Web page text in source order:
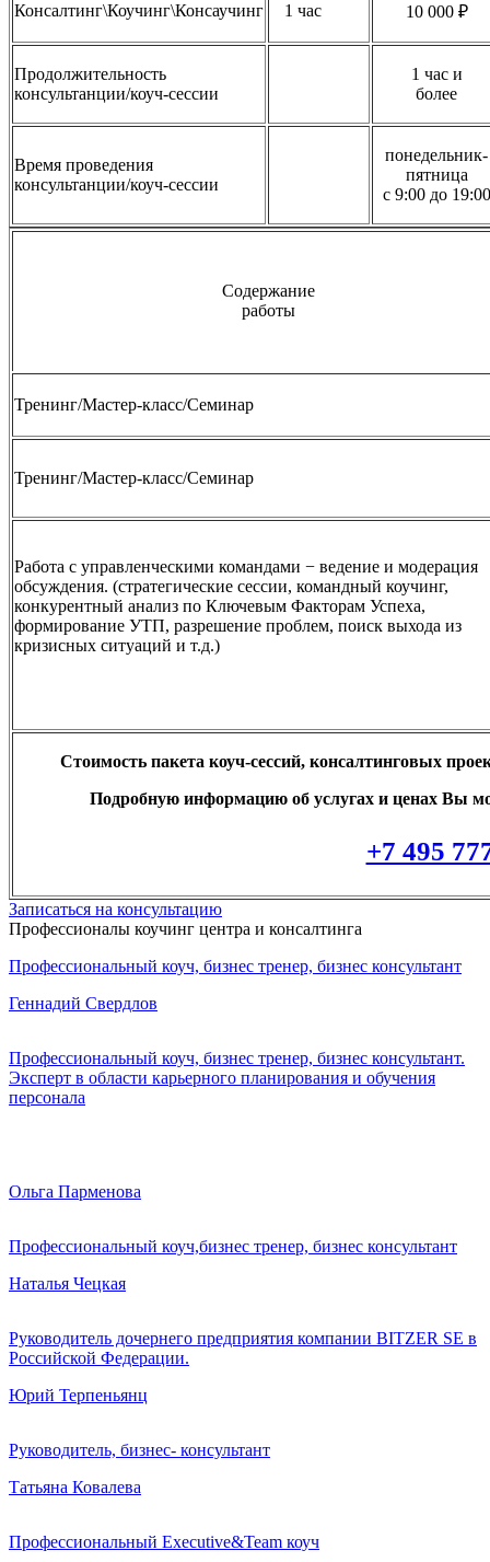
Консалтинг\Коучинг\Консаучинг 1 час 10 000 ₽
Продолжительность
консультанции/коуч-сессии
1 час и
более
Время проведения
консультанции/коуч-сессии
понедельник-
пятница
с 9:00 до 19:00
Содержание
работы
Тренинг/Мастер-класс/Семинар
Тренинг/Мастер-класс/Семинар
Работа с управленческими командами − ведение и модерация
обсуждения. (стратегические сессии, командный коучинг,
конкурентный анализ по Ключевым Факторам Успеха,
формирование УТП, разрешение проблем, поиск выхода из
кризисных ситуаций и т.д.)
Стоимость пакета коуч-сессий, консалтинговых
Подробную информацию об услугах и ценах Вы
+7 495
Записаться на консультацию
Профессионалы коучинг центра и консалтинга
Профессиональный коуч, бизнес тренер, бизнес консультант
Геннадий Свердлов
Профессиональный коуч, бизнес тренер, бизнес консультант.
Эксперт в области карьерного планирования и обучения
персонала
Ольга Парменова
Профессиональный коуч,бизнес тренер, бизнес консультант
Наталья Чецкая
Руководитель дочернего предприятия компании BITZER SE в
Российской Федерации.
Юрий Терпеньянц
Руководитель, бизнес- консультант
Татьяна Ковалева
Профессиональный Executive&Team коуч